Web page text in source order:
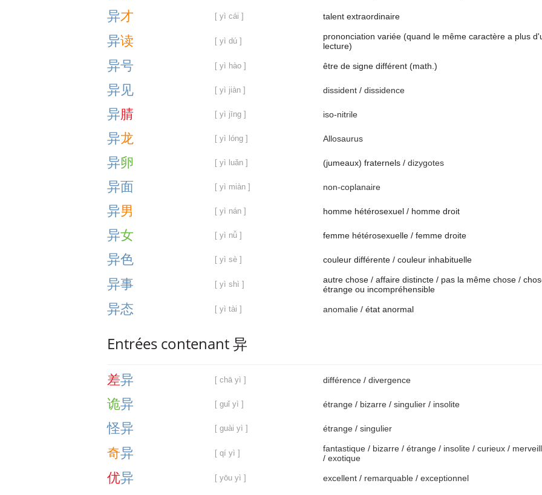
异才 [ yì cái ] talent extraordinaire
异读 [ yì dú ]
prononciation variée (quand le même caractère a plus
lecture)
异号 [ yì hào ] être de signe différent (math.)
异 见 [ yì jiàn ] dissident / dissidence
异腈 [ yì jīng ] iso-nitrile
异龙 [ yì lóng ] Allosaurus
异卵 [ yì luǎn ] (jumeaux) fraternels / dizygotes
异面 [ yì miàn ] non-coplanaire
异男 [ yì nán ] homme hétérosexuel / homme droit
异女 [ yì nǚ ] femme hétérosexuelle / femme droite
异色 [ yì sè ] couleur différente / couleur inhabituelle
异事 [ yì shì ]
autre chose / affaire distincte / pas la même chose /
étrange ou incompréhensible
异态 [ yì tài ] anomalie / état anormal
Entrées contenant 异
差异 [ chā yì ] différence / divergence
诡异 [ guǐ yì ] étrange / bizarre / singulier / insolite
怪异 [ guài yì ] étrange / singulier
奇异 [ qí yì ] fantastique / bizarre / étrange / insolite / curieux /
/ exotique
优异 [ yōu yì ] excellent / remarquable / exceptionnel